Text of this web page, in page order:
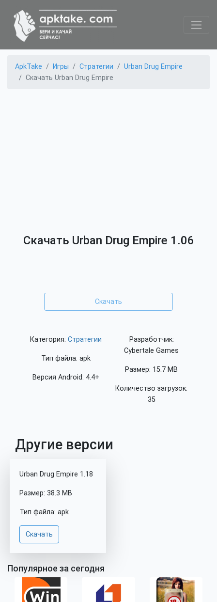
ApkTake Игры Стратегии
Urban Drug Empire
Скачать Urban Drug Empire
Скачать Urban Drug Empire 1.06
Скачать
Категория: Стратегии
Тип файла: apk
Версия Android: 4.4+
Разработчик:
Cybertale Games
Размер: 15.7 MB
Количество загрузок:
35
Другие версии
Urban Drug Empire 1.18
Размер: 38.3 MB
Тип файла: apk
Скачать
Популярное за сегодня